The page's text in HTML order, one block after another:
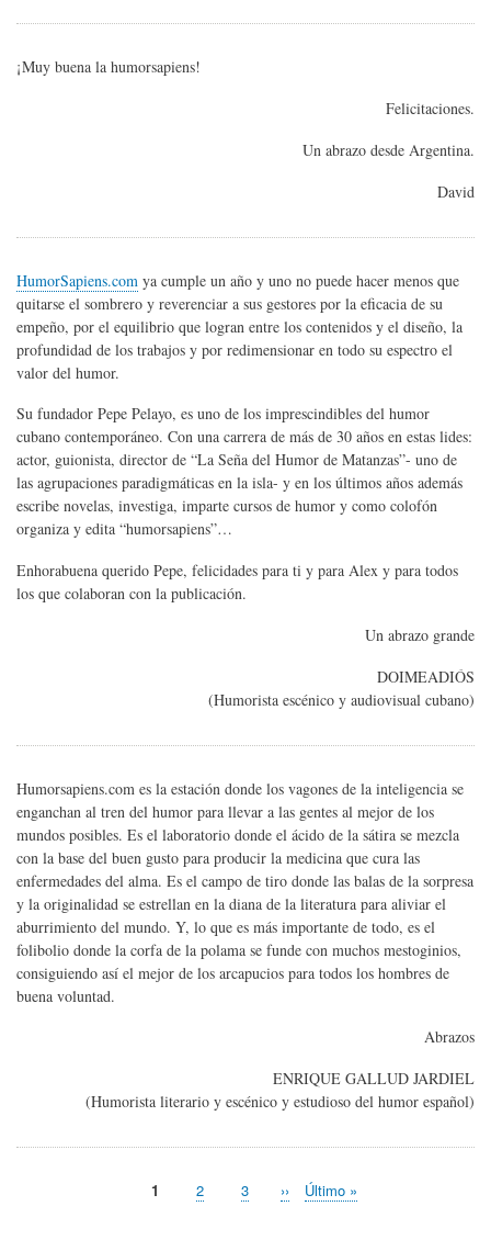
¡Muy buena la humorsapiens!
Felicitaciones.
Un abrazo desde Argentina.
David
HumorSapiens.com ya cumple un año y uno no puede hacer menos que
quitarse el sombrero y reverenciar a sus gestores por la eficacia de su
empeño, por el equilibrio que logran entre los contenidos y el diseño, la
profundidad de los trabajos y por redimensionar en todo su espectro el
valor del humor.
Su fundador Pepe Pelayo, es uno de los imprescindibles del humor
cubano contemporáneo. Con una carrera de más de 30 años en estas lides:
actor, guionista, director de “La Seña del Humor de Matanzas”- uno de
las agrupaciones paradigmáticas en la isla- y en los últimos años además
escribe novelas, investiga, imparte cursos de humor y como colofón
organiza y edita “humorsapiens”…
Enhorabuena querido Pepe, felicidades para ti y para Alex y para todos
los que colaboran con la publicación.
Un abrazo grande
DOIMEADIÓS
(Humorista escénico y audiovisual cubano)
Humorsapiens.com es la estación donde los vagones de la inteligencia se
enganchan al tren del humor para llevar a las gentes al mejor de los
mundos posibles. Es el laboratorio donde el ácido de la sátira se mezcla
con la base del buen gusto para producir la medicina que cura las
enfermedades del alma. Es el campo de tiro donde las balas de la sorpresa
y la originalidad se estrellan en la diana de la literatura para aliviar el
aburrimiento del mundo. Y, lo que es más importante de todo, es el
folibolio donde la corfa de la polama se funde con muchos mestoginios,
consiguiendo así el mejor de los arcapucios para todos los hombres de
buena voluntad.
Abrazos
ENRIQUE GALLUD JARDIEL
(Humorista literario y escénico y estudioso del humor español)
Página
1 Page
2 Page
3
Siguiente
››
Última
Último »